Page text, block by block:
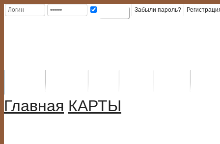
Забыли пароль?
Главная КАРТЫ